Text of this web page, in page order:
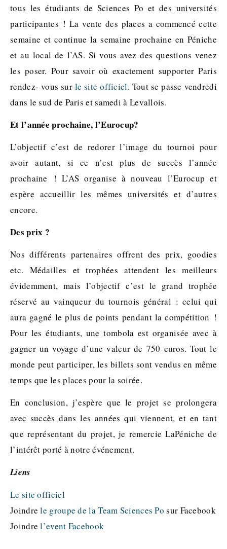
tous les étudiants de Sciences Po et des universités
participantes ! La vente des places a commencé cette
semaine et continue la semaine prochaine en Péniche
et au local de l’AS. Si vous avez des questions venez
les poser. Pour savoir où exactement supporter Paris
rendez- vous sur le site officiel. Tout se passe vendredi
dans le sud de Paris et samedi à Levallois.
Et l’année prochaine, l’Eurocup?
L’objectif c’est de redorer l’image du tournoi pour
avoir autant, si ce n’est plus de succès l’année
prochaine ! L’AS organise à nouveau l’Eurocup et
espère accueillir les mêmes universités et d’autres
encore.
Des prix ?
Nos différents partenaires offrent des prix, goodies
etc. Médailles et trophées attendent les meilleurs
évidemment, mais l’objectif c’est le grand trophée
réservé au vainqueur du tournois général : celui qui
aura gagné le plus de points pendant la compétition !
Pour les étudiants, une tombola est organisée avec à
gagner un voyage d’une valeur de 750 euros. Tout le
monde peut participer, les billets sont vendus en même
temps que les places pour la soirée.
En conclusion, j’espère que le projet se prolongera
avec succès dans les années qui viennent, et en tant
que représentant du projet, je remercie LaPéniche de
l’intérêt porté à notre événement.
Liens
Le site officiel
Joindrele groupe de la Team Sciences Po sur Facebook
Joindrel’event Facebook